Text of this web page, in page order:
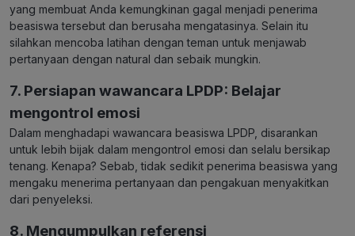
yang membuat Anda kemungkinan gagal menjadi penerima
beasiswa tersebut dan berusaha mengatasinya. Selain itu
silahkan mencoba latihan dengan teman untuk menjawab
pertanyaan dengan natural dan sebaik mungkin.
7. Persiapan wawancara LPDP: Belajar
mengontrol emosi
Dalam menghadapi wawancara beasiswa LPDP, disarankan
untuk lebih bijak dalam mengontrol emosi dan selalu bersikap
tenang. Kenapa? Sebab, tidak sedikit penerima beasiswa yang
mengaku menerima pertanyaan dan pengakuan menyakitkan
dari penyeleksi.
8. Mengumpulkan referensi